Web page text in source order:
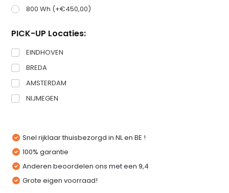
800 Wh (+€450,00)
PICK-UP Locaties:
EINDHOVEN
BREDA
AMSTERDAM
NIJMEGEN
Snel rijklaar thuisbezorgd in NL en BE !
100% garantie
Anderen beoordelen ons met een 9,4
Grote eigen voorraad!